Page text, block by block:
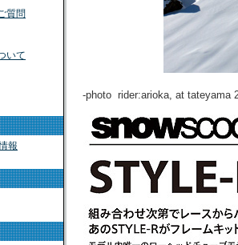
-photo rider:arioka, at tateyama
質問
いて
報